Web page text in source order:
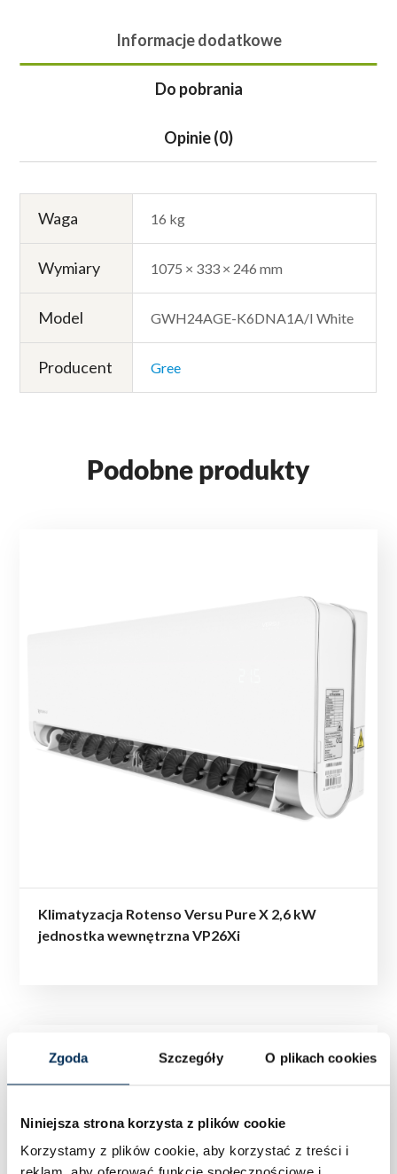
Zgoda Szczegóły O plikach cookies
Niniejsza strona korzysta z plików cookie
Korzystamy z plików cookie, aby korzystać z treści i
Informacje dodatkowe
Do pobrania
Opinie (0)
Waga 16 kg
Wymiary 1075 × 333 × 246 mm
Model GWH24AGE-K6DNA1A/I White
Producent Gree
Podobne produkty
Klimatyzacja Rotenso Versu Pure X 2,6 kW
jednostka wewnętrzna VP26Xi